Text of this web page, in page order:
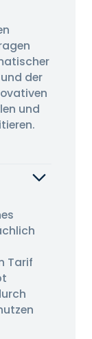
der
und
Tarif